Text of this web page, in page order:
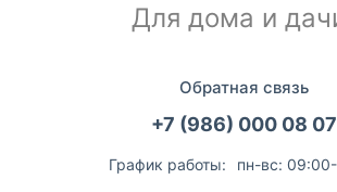
Для дома и
Обратная связь
+7 (986) 000 08 07
График работы: пн-вс: